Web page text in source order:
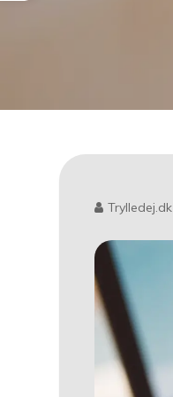
Trylledej.dk